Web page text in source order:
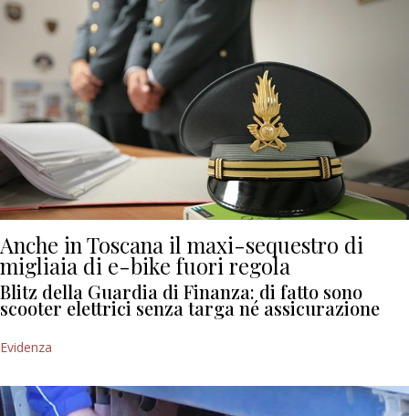
Anche in Toscana il maxi-sequestro di
migliaia di e-bike fuori regola
Blitz della Guardia di Finanza: di fatto sono
scooter elettrici senza targa né assicurazione
Evidenza